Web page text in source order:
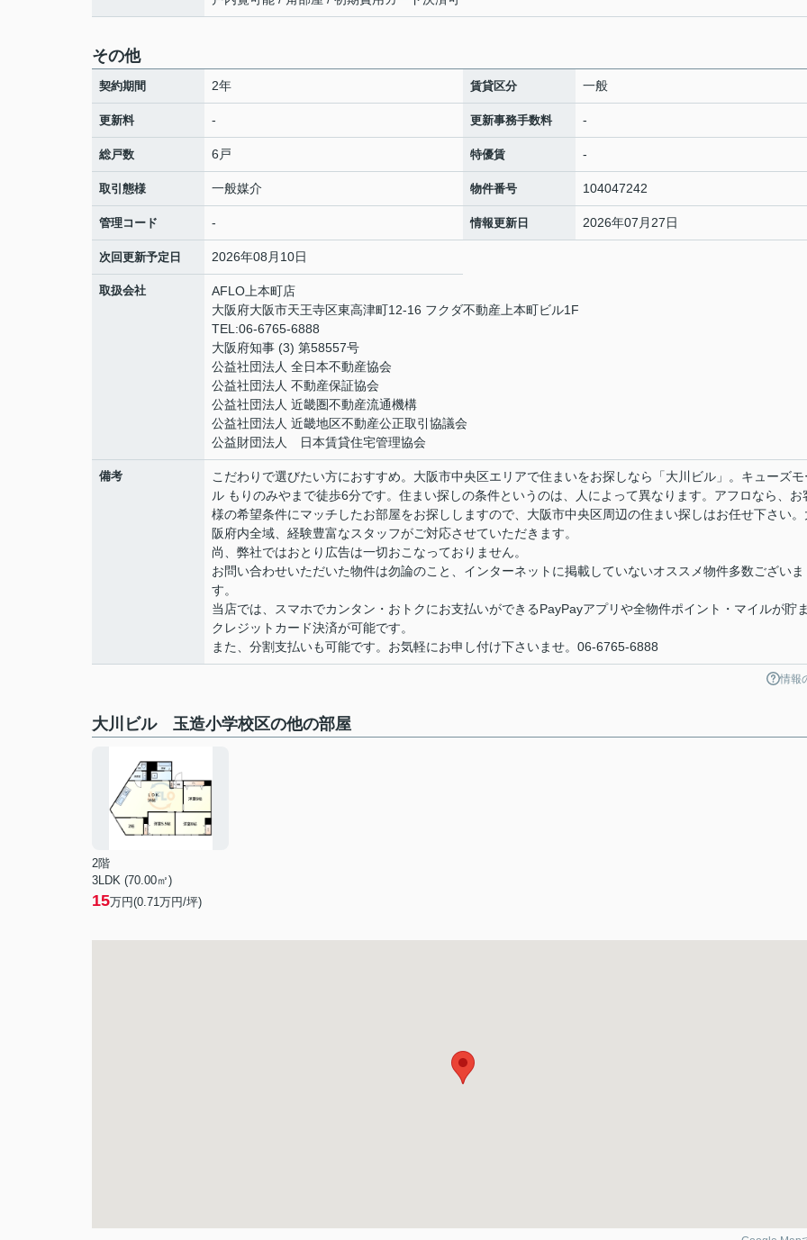
その他
契約期間 2年 賃貸区分 一般
更新料 - 更新事務手数料 -
総戸数 6戸 特優賃 -
取引態様 一般媒介 物件番号 104047242
管理コード - 情報更新日 2026年07月27日
次回更新予定日 2026年08月10日
取扱会社
AFLO上本町店
大阪府大阪市天王寺区東高津町12-16 フクダ不動産上本町ビル1F
TEL:06-6765-6888
大阪府知事 (3) 第58557号
公益社団法人 全日本不動産協会
公益社団法人 不動産保証協会
公益社団法人 近畿圏不動産流通機構
公益社団法人 近畿地区不動産公正取引協議会
公益財団法人 日本賃貸住宅管理協会
備考
こだわりで選びたい方におすすめ。大阪市中央区エリアで住まいをお探しなら「大川ビル」。キューズモ
ル もりのみやまで徒歩6分です。住まい探しの条件というのは、人によって異なります。アフロなら、お
様の希望条件にマッチしたお部屋をお探ししますので、大阪市中央区周辺の住まい探しはお任せ下さい。
阪府内全域、経験豊富なスタッフがご対応させていただきます。
尚、弊社ではおとり広告は一切おこなっておりません。
お問い合わせいただいた物件は勿論のこと、インターネットに掲載していないオススメ物件多数ございま
す。
当店では、スマホでカンタン・おトクにお支払いができるPayPayアプリや全物件ポイント・マイルが貯
クレジットカード決済が可能です。
また、分割支払いも可能です。お気軽にお申し付け下さいませ。06-6765-6888
情報
大川ビル 玉造小学校区の他の部屋
2階
3LDK (70.00㎡)
15万円(0.71万円/坪)